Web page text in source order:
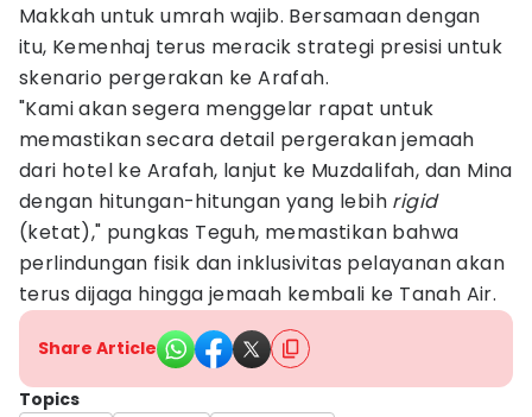
Makkah untuk umrah wajib. Bersamaan dengan
itu, Kemenhaj terus meracik strategi presisi untuk
skenario pergerakan ke Arafah.
"Kami akan segera menggelar rapat untuk
memastikan secara detail pergerakan jemaah
dari hotel ke Arafah, lanjut ke Muzdalifah, dan Mina
dengan hitungan-hitungan yang lebih rigid
(ketat)," pungkas Teguh, memastikan bahwa
perlindungan fisik dan inklusivitas pelayanan akan
terus dijaga hingga jemaah kembali ke Tanah Air.
Share Article
Topics